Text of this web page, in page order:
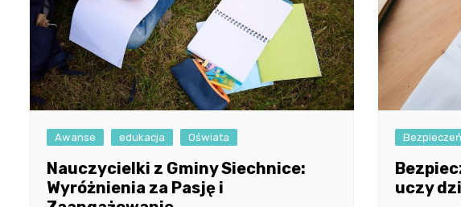
Awanse edukacja Oświata
Nauczycielki z Gminy Siechnice:
Wyróżnienia za Pasję i
uczy